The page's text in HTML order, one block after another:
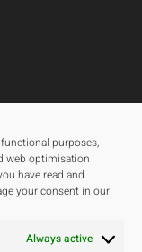
purposes,
web optimisation
have read and
your consent in our
Always active